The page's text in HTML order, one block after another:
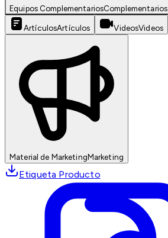
Equipos ComplementariosComplementarios
ArtículosArtículos VideosVideos
Material de MarketingMarketing
Etiqueta Producto